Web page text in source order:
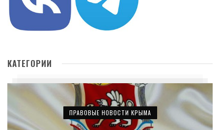
КАТЕГОРИИ
ПРАВОВЫЕ НОВОСТИ КРЫМА